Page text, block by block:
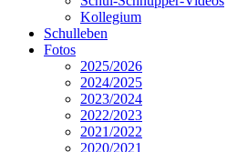
Kollegium
Schulleben
Fotos
2025/2026
2024/2025
2023/2024
2022/2023
2021/2022
2020/2021